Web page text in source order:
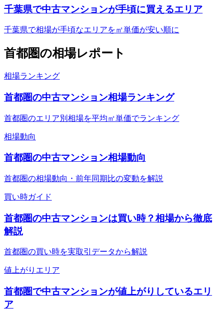
千葉県で中古マンションが手頃に買えるエリア
千葉県で相場が手頃なエリアを㎡単価が安い順に
首都圏の相場レポート
相場ランキング
首都圏の中古マンション相場ランキング
首都圏のエリア別相場を平均㎡単価でランキング
相場動向
首都圏の中古マンション相場動向
首都圏の相場動向・前年同期比の変動を解説
買い時ガイド
首都圏の中古マンションは買い時？相場から徹底
解説
首都圏の買い時を実取引データから解説
値上がりエリア
首都圏で中古マンションが値上がりしているエリ
ア